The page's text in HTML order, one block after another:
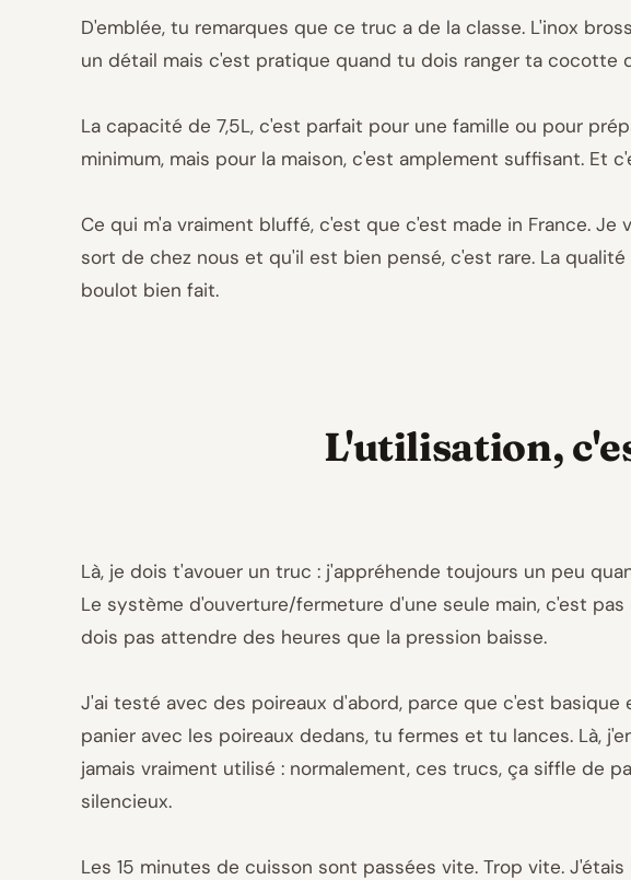
D'emblée, tu remarques que ce truc a de la classe. L'inox
un détail mais c'est pratique quand tu dois ranger ta cocotte
La capacité de 7,5L, c'est parfait pour une famille ou pour
minimum, mais pour la maison, c'est amplement suffisant. Et
Ce qui m'a vraiment bluffé, c'est que c'est made in France.
sort de chez nous et qu'il est bien pensé, c'est rare. La
boulot bien fait.
L'utilisation,
Là, je dois t'avouer un truc : j'appréhende toujours un peu
Le système d'ouverture/fermeture d'une seule main, c'est
dois pas attendre des heures que la pression baisse.
J'ai testé avec des poireaux d'abord, parce que c'est
panier avec les poireaux dedans, tu fermes et tu lances. Là,
jamais vraiment utilisé : normalement, ces trucs, ça siffle de
silencieux.
Les 15 minutes de cuisson sont passées vite. Trop vite.